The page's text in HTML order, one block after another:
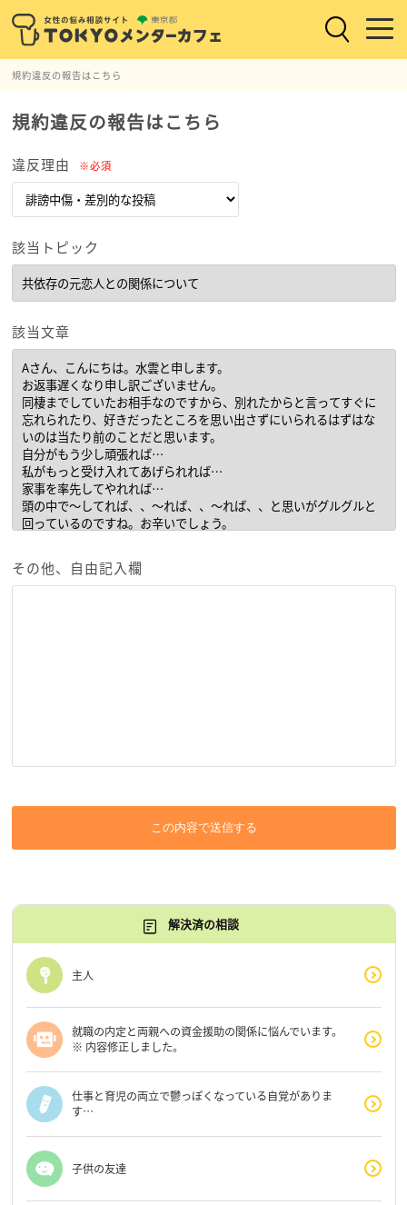
規約違反の報告はこちら
規約違反の報告はこちら
違反理由 ※必須
該当トピック
該当文章
その他、自由記入欄
この内容で送信する
解決済の相談
主人
就職の内定と両親への資金援助の関係に悩んでいます。
※ 内容修正しました。
仕事と育児の両立で鬱っぽくなっている自覚がありま
す…
子供の友達